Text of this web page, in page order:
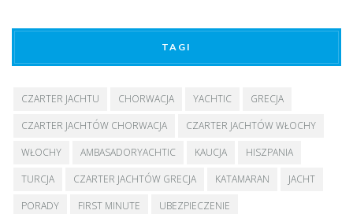
TAGI
CZARTER JACHTU CHORWACJA YACHTIC
GRECJA
CZARTER JACHTÓW CHORWACJA
CZARTER JACHTÓW WŁOCHY
WŁOCHY
AMBASADORYACHTIC KAUCJA
HISZPANIA
TURCJA
CZARTER JACHTÓW GRECJA KATAMARAN
JACHT
PORADY
FIRST MINUTE
UBEZPIECZENIE